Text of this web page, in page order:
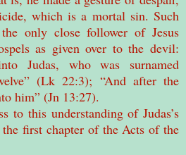
which is a mortal sin. Such
only close follower of Jesus
as given over to the devil:
Judas, who was surnamed
(Lk 22:3); “And after the
him” (Jn 13:27).
to this understanding of Judas’s
first chapter of the Acts of the